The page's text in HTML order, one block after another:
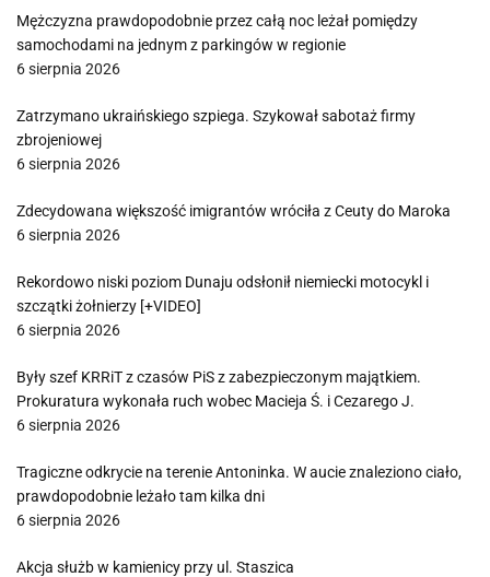
Mężczyzna prawdopodobnie przez całą noc leżał pomiędzy
samochodami na jednym z parkingów w regionie
6 sierpnia 2026
Zatrzymano ukraińskiego szpiega. Szykował sabotaż firmy
zbrojeniowej
6 sierpnia 2026
Zdecydowana większość imigrantów wróciła z Ceuty do Maroka
6 sierpnia 2026
Rekordowo niski poziom Dunaju odsłonił niemiecki motocykl i
szczątki żołnierzy [+VIDEO]
6 sierpnia 2026
Były szef KRRiT z czasów PiS z zabezpieczonym majątkiem.
Prokuratura wykonała ruch wobec Macieja Ś. i Cezarego J.
6 sierpnia 2026
Tragiczne odkrycie na terenie Antoninka. W aucie znaleziono ciało,
prawdopodobnie leżało tam kilka dni
6 sierpnia 2026
Akcja służb w kamienicy przy ul. Staszica